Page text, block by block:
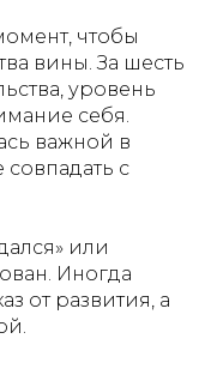
чтобы
вины. За шесть
уровень
себя.
важной в
с
или
Иногда
от развития, а